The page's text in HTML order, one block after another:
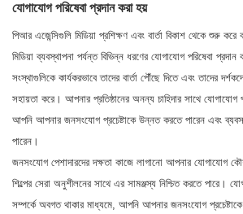
যোগাযোগ পরিষেবা প্রদান করা হয়
পিআর এজেন্সিগুলি মিডিয়া প্রশিক্ষণ এবং বার্তা বিকাশ থেকে শুরু
মিডিয়া ব্যবস্থাপনা পর্যন্ত বিভিন্ন ধরণের যোগাযোগ পরিষেবা
সংস্থাগুলিকে কার্যকরভাবে তাদের বার্তা পৌঁছে দিতে এবং তাদের
সহায়তা করে। আপনার প্রতিষ্ঠানের অনন্য চাহিদার সাথে যোগাযোগ
আপনি আপনার জনসংযোগ প্রচেষ্টাকে উন্নত করতে পারেন এবং
পারেন।
জনসংযোগ পেশাদারদের দক্ষতা কাজে লাগানো আপনার যোগাযোগ
শিল্পের সেরা অনুশীলনের সাথে এর সামঞ্জস্য নিশ্চিত করতে পারে।
সম্পর্কে অবগত থাকার মাধ্যমে, আপনি আপনার জনসংযোগ